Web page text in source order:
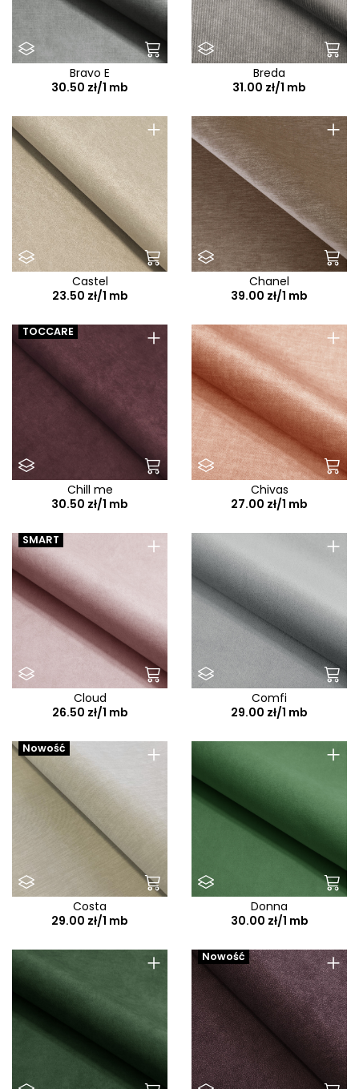
Bravo E
30.50 zł/1 mb
Breda
31.00 zł/1 mb
+
Castel
23.50 zł/1 mb
+
Chanel
39.00 zł/1 mb
+
TOCCARE
Chill me
30.50 zł/1 mb
+
Chivas
27.00 zł/1 mb
+
SMART
Cloud
26.50 zł/1 mb
+
Comfi
29.00 zł/1 mb
+
Nowość
Costa
29.00 zł/1 mb
+
Donna
30.00 zł/1 mb
+ +
Nowość